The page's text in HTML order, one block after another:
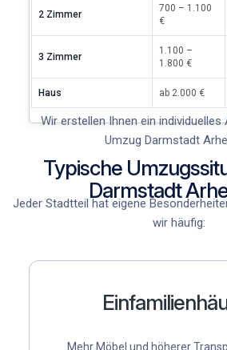
2 Zimmer
700 – 1.100
€
3 Zimmer
1.100 –
1.800 €
Haus ab 2.000 €
Wir erstellen Ihnen ein
Umzug Darmstadt
Typische
Darmstadt
Jeder Stadtteil hat eigene
wir häufig:
Mehr Möbel und höherer